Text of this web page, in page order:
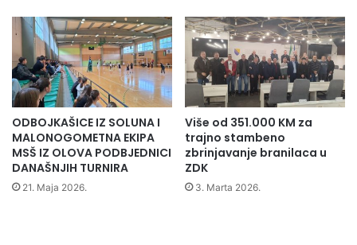
3
5
g
o
d
i
n
a
v
i
s
a
n
a
u
O
ODBOJKAŠICE IZ SOLUNA I
MALONOGOMETNA EKIPA
MSŠ IZ OLOVA PODBJEDNICI
DANAŠNJIH TURNIRA
21. Maja 2026.
Više od 351.000 KM za
trajno stambeno
zbrinjavanje branilaca u
ZDK
3. Marta 2026.